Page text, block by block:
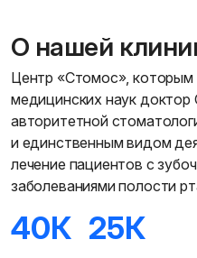
О нашей
Центр «Стомос»,
медицинских наук доктор
авторитетной
и единственным видом
лечение пациентов с
заболеваниями полости
40К 25К